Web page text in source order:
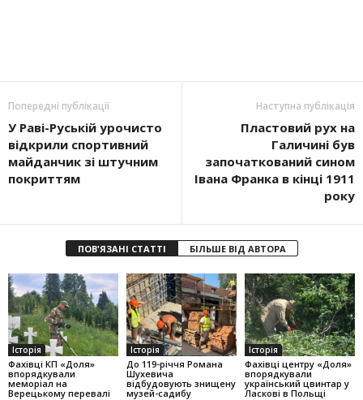
Попередні публікації
У Раві-Руській урочисто
відкрили спортивний
майданчик зі штучним
покриттям
Наступна публікація
Пластовий рух на
Галичині був
започаткований сином
Івана Франка в кінці 1911
року
ПОВ'ЯЗАНІ СТАТТІ БІЛЬШЕ ВІД АВТОРА
Історія
Фахівці КП «Доля»
впорядкували
меморіал на
Верецькому перевалі
Історія
До 119-річчя Романа
Шухевича
відбудовують знищену
музей-садибу
Історія
Фахівці центру «Доля»
впорядкували
український цвинтар у
Ласкові в Польщі